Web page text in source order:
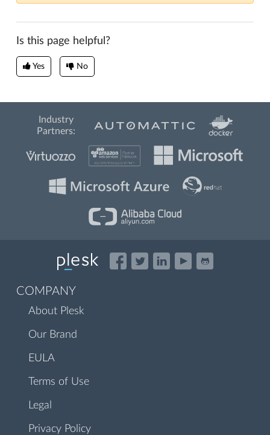
Is this page helpful?
Yes No
Industry
Partners:
COMPANY
About Plesk
Our Brand
EULA
Terms of Use
Legal
Privacy Policy